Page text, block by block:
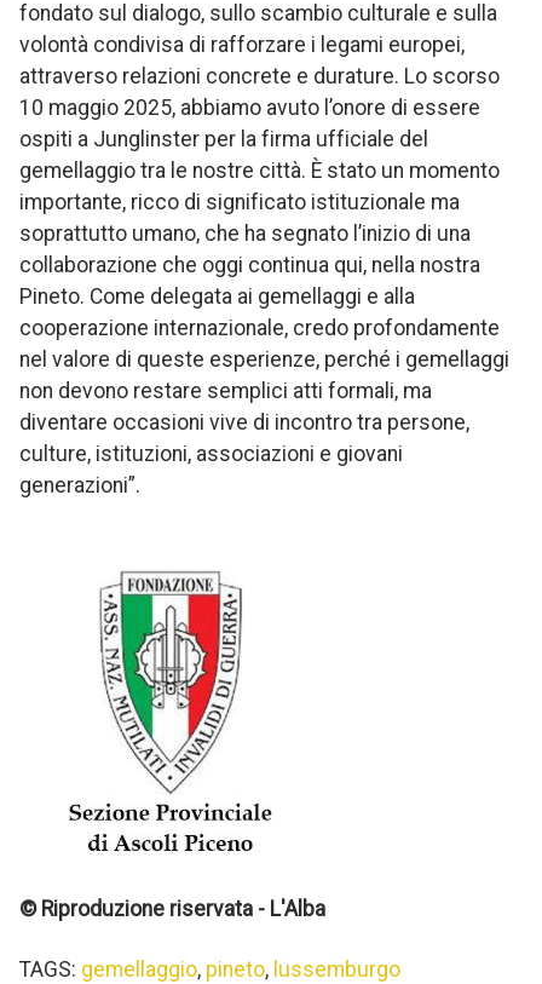
fondato sul dialogo, sullo scambio culturale e sulla
volontà condivisa di rafforzare i legami europei,
attraverso relazioni concrete e durature. Lo scorso
10 maggio 2025, abbiamo avuto l’onore di essere
ospiti a Junglinster per la firma ufficiale del
gemellaggio tra le nostre città. È stato un momento
importante, ricco di significato istituzionale ma
soprattutto umano, che ha segnato l’inizio di una
collaborazione che oggi continua qui, nella nostra
Pineto. Come delegata ai gemellaggi e alla
cooperazione internazionale, credo profondamente
nel valore di queste esperienze, perché i gemellaggi
non devono restare semplici atti formali, ma
diventare occasioni vive di incontro tra persone,
culture, istituzioni, associazioni e giovani
generazioni”.
© Riproduzione riservata - L'Alba
TAGS: gemellaggio, pineto, lussemburgo